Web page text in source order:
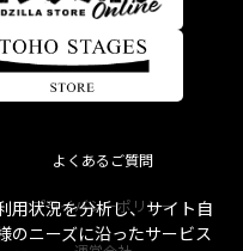
よくあるご質問
プライバシーポリシー
用状況を分析し、サイト自
のニーズに沿ったサービス